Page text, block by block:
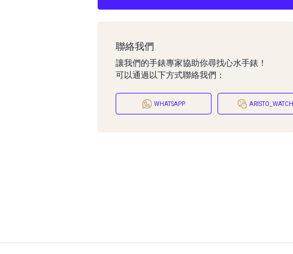
聯絡我們
讓我們的手錶專家協助你尋找心水手錶！
可以通過以下方式聯絡我們：
WHATSAPP ARISTO_WATCH